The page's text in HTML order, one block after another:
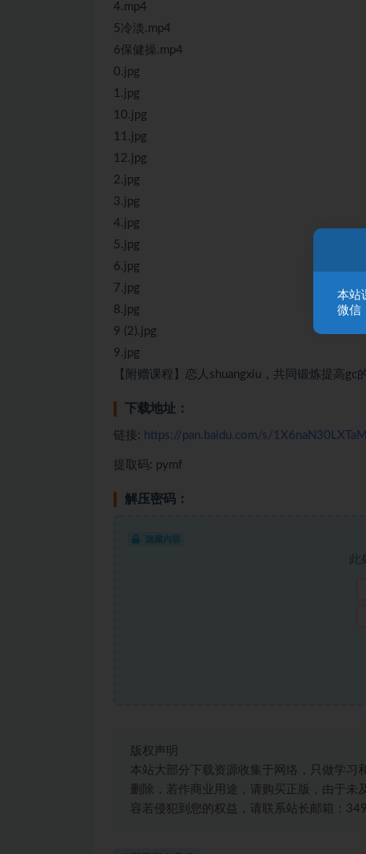
4.mp4
5冷淡.mp4
6保健操.mp4
0.jpg
1.jpg
10.jpg
11.jpg
12.jpg
2.jpg
3.jpg
4.jpg
5.jpg
6.jpg
7.jpg
8.jpg
9 (2).jpg
9.jpg
【附赠课程】恋人shuangxiu，共同锻炼提高gc
下载地址：
链接: https://pan.baidu.com/s/
提取码: pymf
解压密码：
隐藏内容
版权声明
本站大部分下载资源收集于网络，只做学习
删除，若作商业用途，请购买正版，由于
容若侵犯到您的权益，请联系站长邮箱：
本站
微信